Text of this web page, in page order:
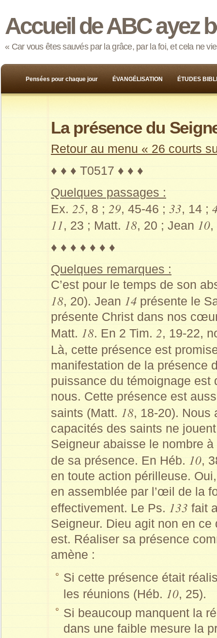
Accueil de ABC ayez
« Car vous êtes sauvés par la grâce, par la foi, et cela ne
Pensées pour chaque jour ÉVANGÉLISATION ÉTUDES
La présence du
Retour au menu « 26 courts
♦ ♦ ♦ T0517 ♦ ♦ ♦
Quelques passages :
Ex. 25, 8 ; 29, 45-46 ; 33, 14 ;
11, 23 ; Matt. 18, 20 ; Jean 10
♦ ♦ ♦ ♦ ♦ ♦ ♦
Quelques remarques :
C’est pour le temps de son
18, 20). Jean 14 présente le
présente Christ dans nos
Matt. 18. En 2 Tim. 2, 19-22,
Là, cette présence est
manifestation de la présence
puissance du témoignage
nous. Cette présence est
saints (Matt. 18, 18-20). Nous
capacités des saints ne
Seigneur abaisse le nombre
de sa présence. En Héb. 10,
en toute action périlleuse.
en assemblée par l’œil de la
effectivement. Le Ps. 133 fait
Seigneur. Dieu agit non en ce
est. Réaliser sa présence
amène :
Si cette présence était
les réunions (Héb. 10, 25).
Si beaucoup manquent la
dans une faible mesure la